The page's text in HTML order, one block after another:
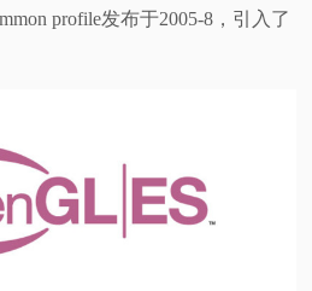
profile发布于2005-8，引入了